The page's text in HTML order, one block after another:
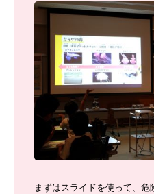
まずはスライドを使って、